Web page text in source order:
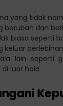
yang tidak
berubah dan
biasa seperti
keluar berlebihan
lain seperti
luar haid